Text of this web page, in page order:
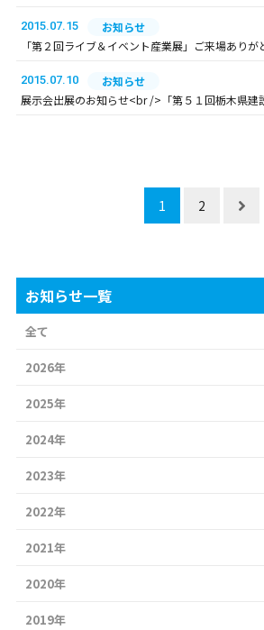
2015.07.15
お知らせ
「第２回ライブ＆イベント産業展」ご来場ありが
2015.07.10
お知らせ
展示会出展のお知らせ<br />「第５１回栃木県建
1 2
お知らせ一覧
全て
2026年
2025年
2024年
2023年
2022年
2021年
2020年
2019年